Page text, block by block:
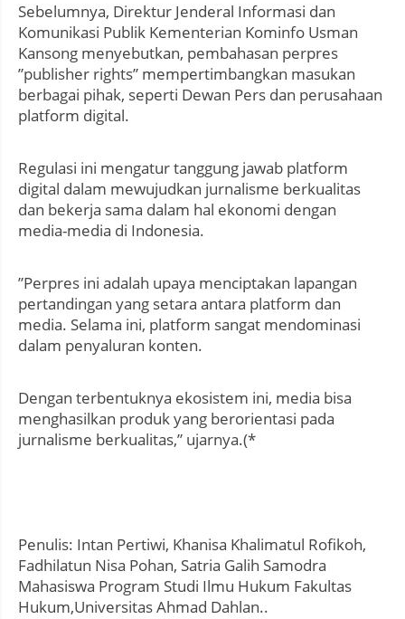
Sebelumnya, Direktur Jenderal Informasi dan
Komunikasi Publik Kementerian Kominfo Usman
Kansong menyebutkan, pembahasan perpres
”publisher rights” mempertimbangkan masukan
berbagai pihak, seperti Dewan Pers dan perusahaan
platform digital.
Regulasi ini mengatur tanggung jawab platform
digital dalam mewujudkan jurnalisme berkualitas
dan bekerja sama dalam hal ekonomi dengan
media-media di Indonesia.
”Perpres ini adalah upaya menciptakan lapangan
pertandingan yang setara antara platform dan
media. Selama ini, platform sangat mendominasi
dalam penyaluran konten.
Dengan terbentuknya ekosistem ini, media bisa
menghasilkan produk yang berorientasi pada
jurnalisme berkualitas,” ujarnya.(*
Penulis: Intan Pertiwi, Khanisa Khalimatul Rofikoh,
Fadhilatun Nisa Pohan, Satria Galih Samodra
Mahasiswa Program Studi Ilmu Hukum Fakultas
Hukum,Universitas Ahmad Dahlan..